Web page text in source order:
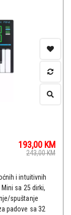
193,00 KM
243,00KM
i intuitivnih
sa 25 dirki,
spuštanje
padove sa 32